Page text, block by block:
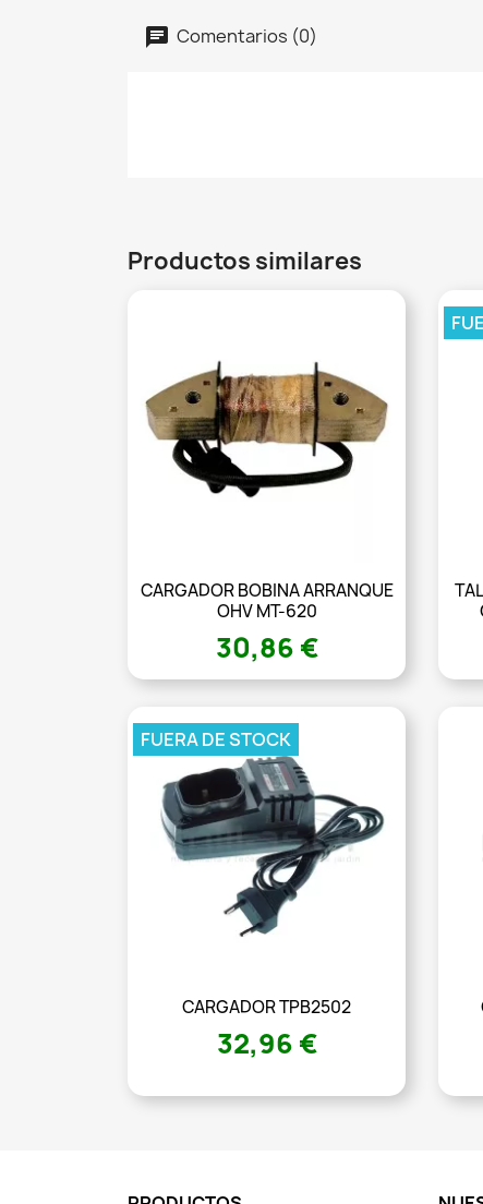
Comentarios (0)
Productos similares
CARGADOR BOBINA ARRANQUE
OHV MT-620
30,86 €
CARGADOR TPB2502
32,96 €
FUERA DE STOCK